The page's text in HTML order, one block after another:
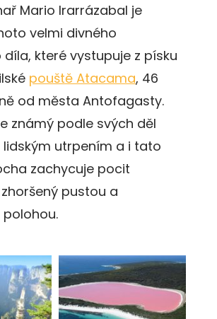
Mario Irarrázabal je
velmi divného
které vystupuje z písku
pouště Atacama, 46
od města Antofagasty.
známý podle svých děl
lidským utrpením a i tato
zachycuje pocit
pustou a